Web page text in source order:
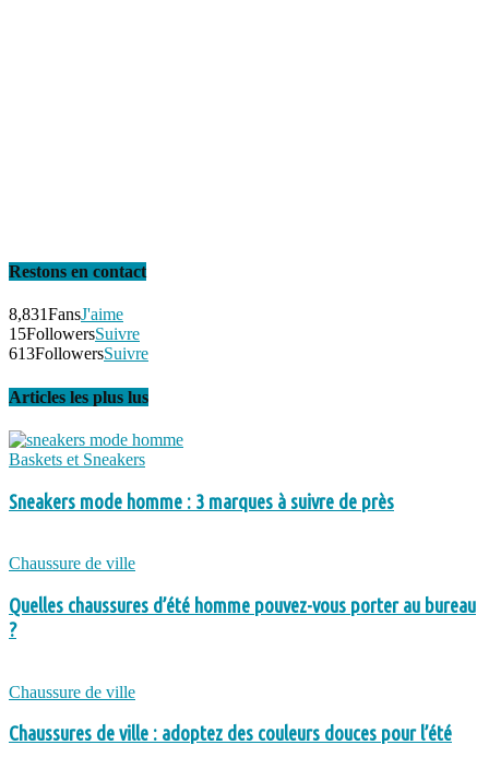
Restons en contact
8,831FansJ'aime
15FollowersSuivre
613FollowersSuivre
Articles les plus lus
Baskets et Sneakers
Sneakers mode homme : 3 marques à suivre de près
Chaussure de ville
Quelles chaussures d’été homme pouvez-vous porter au bureau
?
Chaussure de ville
Chaussures de ville : adoptez des couleurs douces pour l’été